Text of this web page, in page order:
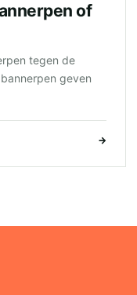
of
tegen de
geven
→